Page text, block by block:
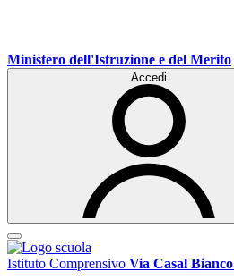
Ministero dell'Istruzione e del Merito
Accedi
Istituto Comprensivo Via Casal Bianco